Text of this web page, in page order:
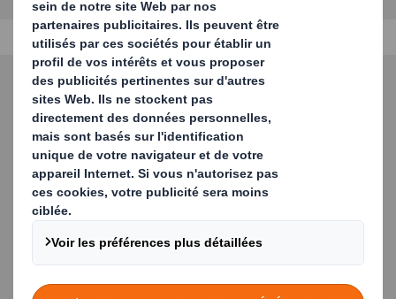
Contact - Solutions
d'emballage
Prenez contact avec nous pour
obtenir plus d'informations sur nos
solutions.